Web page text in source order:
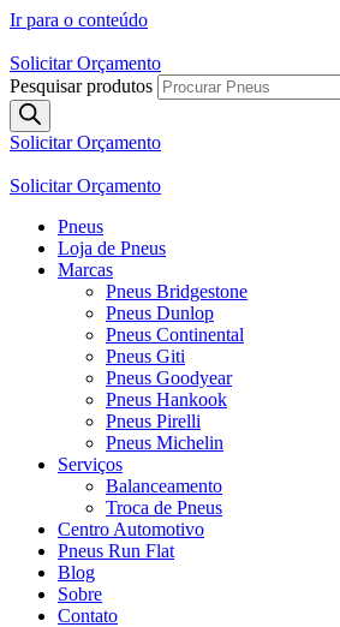
Ir para o conteúdo
Solicitar Orçamento
Pesquisar produtos
Solicitar Orçamento
Solicitar Orçamento
Pneus
Loja de Pneus
Marcas
Pneus Bridgestone
Pneus Dunlop
Pneus Continental
Pneus Giti
Pneus Goodyear
Pneus Hankook
Pneus Pirelli
Pneus Michelin
Serviços
Balanceamento
Troca de Pneus
Centro Automotivo
Pneus Run Flat
Blog
Sobre
Contato